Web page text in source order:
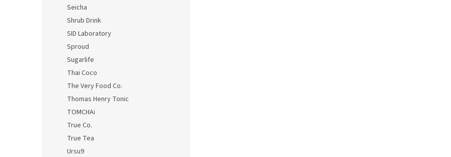
Seicha
Shrub Drink
SID Laboratory
Sproud
Sugarlife
Thai Coco
The Very Food Co.
Thomas Henry Tonic
TOMCHAi
True Co.
True Tea
Ursu9